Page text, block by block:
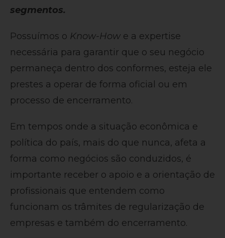
segmentos.
Possuímos o Know-How e a expertise
necessária para garantir que o seu negócio
permaneça dentro dos conformes, esteja ele
prestes a operar de forma oficial ou em
processo de encerramento.
Em tempos onde a situação econômica e
política do país, mais do que nunca, afeta a
forma como negócios são conduzidos, é
importante receber o apoio e a orientação de
profissionais que entendem como
funcionam os trâmites de regularização de
empresas e também do encerramento.